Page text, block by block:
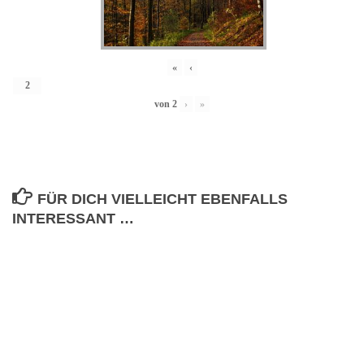
« ‹
von 2 › »
FÜR DICH VIELLEICHT EBENFALLS
INTERESSANT …